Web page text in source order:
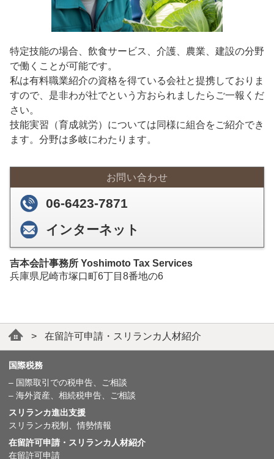
特定技能の場合、飲食サービス、介護、農業、建設の分野
で働くことが可能です。
私は有料職業紹介の資格を得ている会社と提携しておりま
すので、是非わが社でという方おられましたらご一報くだ
さい。
技能実習（育成就労）については同様に組合をご紹介でき
ます。分野は多岐にわたります。
お問い合わせ
06-6423-7871
インターネット
吉本会計事務所 Yoshimoto Tax Services
兵庫県尼崎市塚口町6丁目8番地の6
> 在留許可申請・スリランカ人材紹介
国際税務
– 国際取引での税申告、ご相談
– 海外資産、相続税申告、ご相談
スリランカ進出支援
スリランカ税制、情勢情報
在留許可申請・スリランカ人材紹介
在留許可申請